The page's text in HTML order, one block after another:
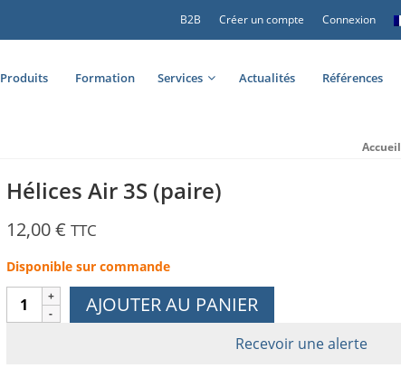
B2B Créer un compte Connexion
Produits Formation Services Actualités Références
Accueil
Hélices Air 3S (paire)
12,00€ TTC
Disponible sur commande
quantité
de
AJOUTER AU PANIER
Recevoir une alerte